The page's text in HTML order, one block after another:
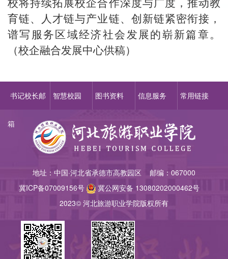
校将持续拓展校企合作深度与广度，推动教
育链、人才链与产业链、创新链紧密衔接，
谱写服务区域经济社会发展的崭新篇章。
（校企融合发展中心供稿）
书记校长邮
箱
智慧校园 图书资料 信息服务 常用链接
地址：中国·河北省承德市高教园区 邮编：067000
冀ICP备07009156号
冀公网安备 13080202000462号
2023© 河北旅游职业学院版权所有